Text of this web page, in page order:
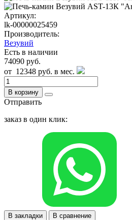
Артикул:
lk-00000025459
Производитель:
Везувий
Есть в наличии
74090 руб.
от 12348 руб. в мес.
В корзину
Отправить
заказ в один клик:
В закладки В сравнение